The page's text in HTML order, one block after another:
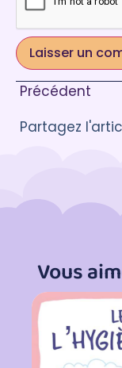
Précédent
Partagez
Vous